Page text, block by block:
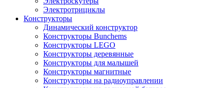
Электротрициклы
Конструкторы
Динамический конструктор
Конструкторы Bunchems
Конструкторы LEGO
Конструкторы деревянные
Конструкторы для малышей
Конструкторы магнитные
Конструкторы на радиоуправлении